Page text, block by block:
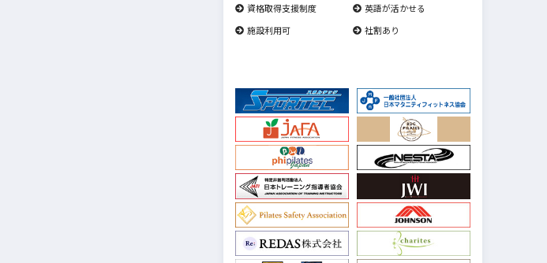
資格取得支援制度
英語が活かせる
施設利用可
社割あり